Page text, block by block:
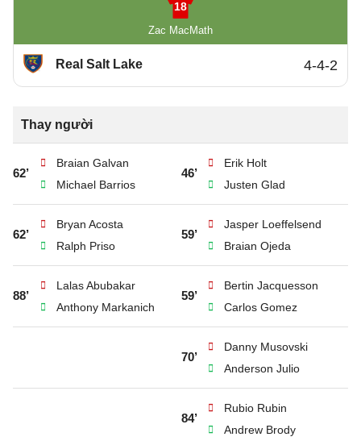
18
Zac MacMath
Real Salt Lake 4-4-2
Thay người
62’
Braian Galvan
Michael Barrios
46’
Erik Holt
Justen Glad
62’
Bryan Acosta
Ralph Priso
59’
Jasper Loeffelsend
Braian Ojeda
88’
Lalas Abubakar
Anthony Markanich
59’
Bertin Jacquesson
Carlos Gomez
70’
Danny Musovski
Anderson Julio
84’
Rubio Rubin
Andrew Brody